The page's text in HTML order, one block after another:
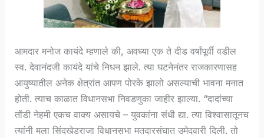
आमदार मनोज कायंदे म्हणाले की, अवघ्या एक ते दीड वर्षांपूर्वी वडील
स्व. देवानंदजी कायंदे यांचे निधन झाले. त्या घटनेनंतर राजकारणासह
आयुष्यातील अनेक क्षेत्रांत आपण पोरके झालो असल्याची भावना मनात
होती. त्याच काळात विधानसभा निवडणुका जाहीर झाल्या. “दादांच्या
तोंडी नेहमी एकच वाक्य असायचे – युवकांना संधी द्या. त्या विश्वासातूनच
त्यांनी मला सिंदखेडराजा विधानसभा मतदारसंघात उमेदवारी दिली. तो